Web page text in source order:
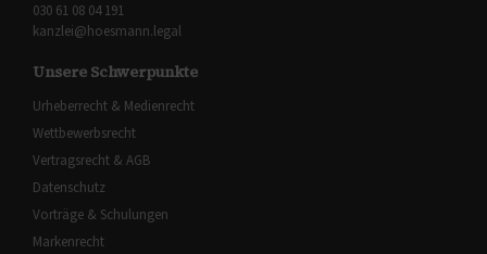
030 61 08 04 191
kanzlei@hoesmann.legal
Unsere Schwerpunkte
Urheberrecht & Medienrecht
Wettbewerbsrecht
Vertragsrecht & AGB
Datenschutz
Vorträge & Schulungen
Markenrecht